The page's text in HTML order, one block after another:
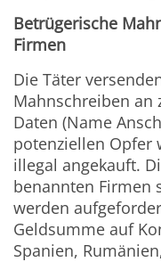
Betrügerische
Firmen
Die Täter
Mahnschreiben an
Daten (Name
potenziellen Opfer
illegal angekauft.
benannten Firmen
werden
Geldsumme auf
Spanien,